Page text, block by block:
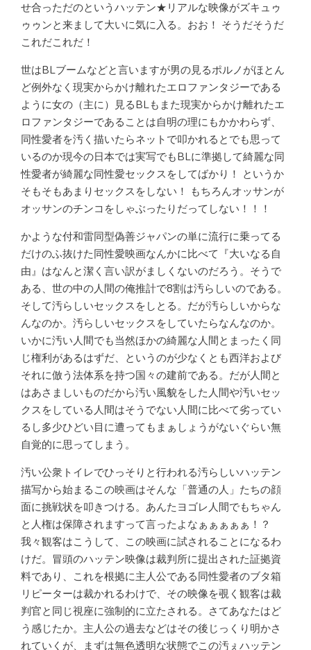
せ合っただのというハッテン★リアルな映像がズキュゥ
ゥゥンと来まして大いに気に入る。おお！ そうだそうだ
これだこれだ！
世はBLブームなどと言いますが男の見るポルノがほとん
ど例外なく現実からかけ離れたエロファンタジーである
ように女の（主に）見るBLもまた現実からかけ離れたエ
ロファンタジーであることは自明の理にもかかわらず、
同性愛者を汚く描いたらネットで叩かれるとでも思って
いるのか現今の日本では実写でもBLに準拠して綺麗な同
性愛者が綺麗な同性愛セックスをしてばかり！ というか
そもそもあまりセックスをしない！ もちろんオッサンが
オッサンのチンコをしゃぶったりだってしない！！！
かような付和雷同型偽善ジャパンの単に流行に乗ってる
だけのふ抜けた同性愛映画なんかに比べて『大いなる自
由』はなんと潔く言い訳がましくないのだろう。そうで
ある、世の中の人間の俺推計で8割は汚らしいのである。
そして汚らしいセックスをしとる。だが汚らしいからな
んなのか。汚らしいセックスをしていたらなんなのか。
いかに汚い人間でも当然ほかの綺麗な人間とまったく同
じ権利があるはずだ、というのが少なくとも西洋および
それに倣う法体系を持つ国々の建前である。だが人間と
はあさましいものだから汚い風貌をした人間や汚いセッ
クスをしている人間はそうでない人間に比べて劣ってい
るし多少ひどい目に遭ってもまぁしょうがないぐらい無
自覚的に思ってしまう。
汚い公衆トイレでひっそりと行われる汚らしいハッテン
描写から始まるこの映画はそんな「普通の人」たちの顔
面に挑戦状を叩きつける。あんたヨゴレ人間でもちゃん
と人権は保障されますって言ったよなぁぁぁぁぁ！？
我々観客はこうして、この映画に試されることになるわ
けだ。冒頭のハッテン映像は裁判所に提出された証拠資
料であり、これを根拠に主人公である同性愛者のブタ箱
リピーターは裁かれるわけで、その映像を覗く観客は裁
判官と同じ視座に強制的に立たされる。さてあなたはど
う感じたか。主人公の過去などはその後じっくり明かさ
れていくが、まずは無色透明な状態でこの汚ぇハッテン